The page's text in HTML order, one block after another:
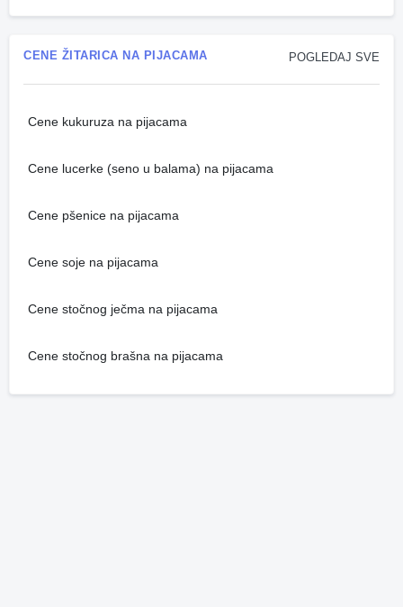
POGLEDAJ SVE
CENE ŽITARICA NA PIJACAMA
Cene kukuruza na pijacama
Cene lucerke (seno u balama) na pijacama
Cene pšenice na pijacama
Cene soje na pijacama
Cene stočnog ječma na pijacama
Cene stočnog brašna na pijacama